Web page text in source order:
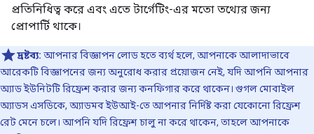
প্রতিনিধিত্ব করে এবং এতে টার্গেটিং-এর মতো তথ্যের জন্য
প্রোপার্টি থাকে।
দ্রষ্টব্য: আপনার বিজ্ঞাপন লোড হতে ব্যর্থ হলে, আপনাকে আলাদাভাবে
আরেকটি বিজ্ঞাপনের জন্য অনুরোধ করার প্রয়োজন নেই, যদি আপনি আপনার
অ্যাড ইউনিটটি রিফ্রেশ করার জন্য কনফিগার করে থাকেন। গুগল মোবাইল
অ্যাডস এসডিকে, অ্যাডমব ইউআই-তে আপনার নির্দিষ্ট করা যেকোনো রিফ্রেশ
রেট মেনে চলে। আপনি যদি রিফ্রেশ চালু না করে থাকেন, তাহলে আপনাকে